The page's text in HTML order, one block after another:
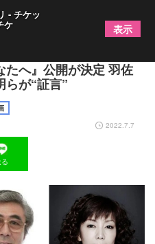
の変遷をたどるドキュ
たへ』公開が決定 羽佐
らが“証言”
2022.7.7
- チケッ
ケ 表示